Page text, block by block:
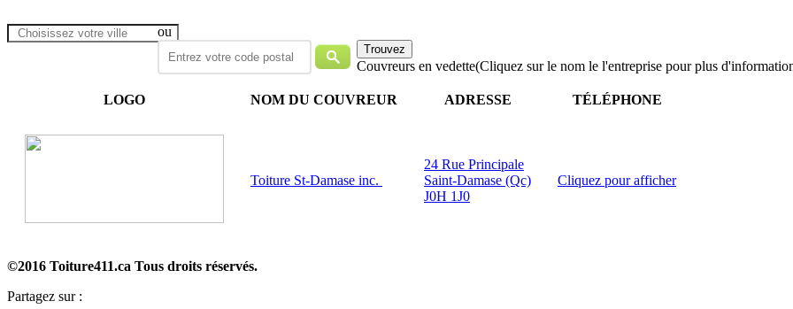
ou
Couvreurs en vedette(Cliquez sur le nom le l'entreprise pour plus
LOGO NOM DU COUVREUR ADRESSE TÉLÉPHONE
Toiture St-Damase inc.
24 Rue Principale
Saint-Damase (Qc)
J0H 1J0
Cliquez pour afficher
©2016 Toiture411.ca Tous droits réservés.
Partagez sur :